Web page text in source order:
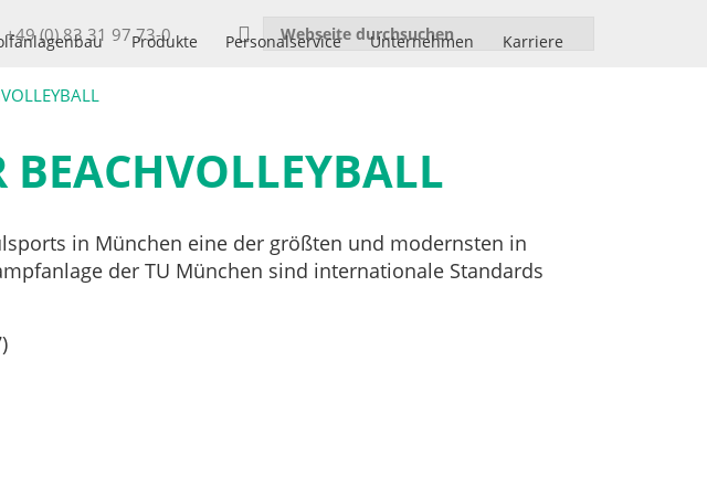
+49 (0) 83 31 97 73-0
Produkte Personalservice Unternehmen Karriere
BEACHVOLLEYBALL
in München eine der größten und modernsten in
der TU München sind internationale Standards